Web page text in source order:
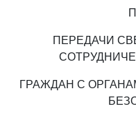
ПЕРЕДАЧИ
ГРАЖДАН С